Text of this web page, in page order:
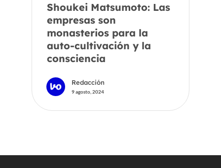
Shoukei Matsumoto: Las
empresas son
monasterios para la
auto-cultivación y la
consciencia
Redacción
9 agosto, 2024